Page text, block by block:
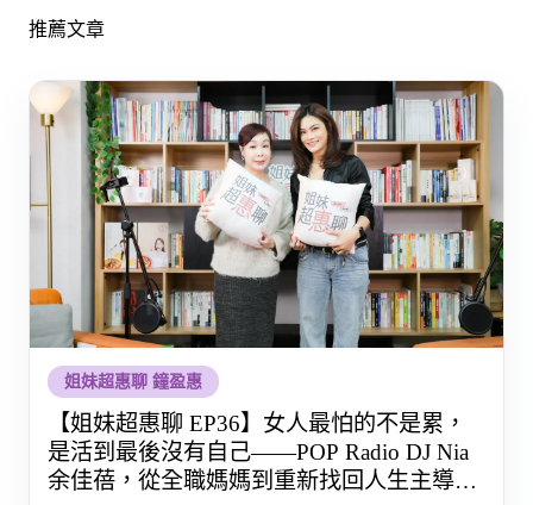
推薦文章
姐妹超惠聊 鐘盈惠
【姐妹超惠聊 EP36】女人最怕的不是累，
是活到最後沒有自己——POP Radio DJ Nia
余佳蓓，從全職媽媽到重新找回人生主導權